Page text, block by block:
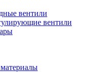
вентили
вентили